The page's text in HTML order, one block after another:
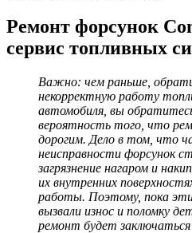
Ремонт форсунок
сервис топливных
Важно: чем раньше,
некорректную работу
автомобиля, вы
вероятность того, что
дорогим. Дело в том, что
неисправности форсунок
загрязнение нагаром и
их внутренних
работы. Поэтому, пока эти
вызвали износ и поломку
ремонт будет заключаться